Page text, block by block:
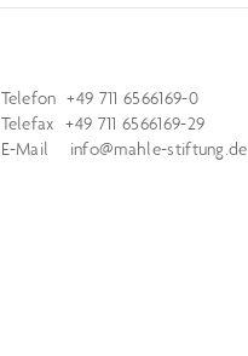
Telefon +49 711 6566169-0
Telefax +49 711 6566169-29
E-Mail info@mahle-stiftung.de